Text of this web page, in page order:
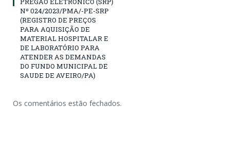
Nº 024/2023/PMA/-PE-SRP
(REGISTRO DE PREÇOS
PARA AQUISIÇÃO DE
MATERIAL HOSPITALAR E
DE LABORATÓRIO PARA
ATENDER AS DEMANDAS
DO FUNDO MUNICIPAL DE
SAUDE DE AVEIRO/PA)
Os comentários estão fechados.